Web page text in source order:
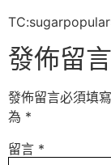
發佈留言
發佈留言必須填
為 *
留言 *